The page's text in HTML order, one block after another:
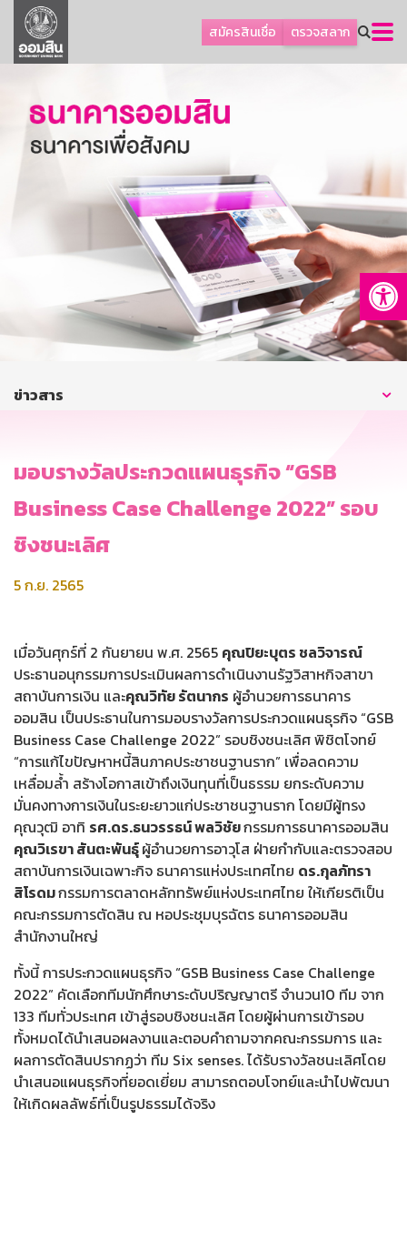
สมัครสินเชื่อ ตรวจสลาก
ลูกค้าธุรกิจ
ลูกค้าผู้ประกอบรายย่อย
ออมเพื่อสุข
เกี่ยวกับธนาคาร
การพัฒนาที่ยั่งยืน
บริการทางการเงิน
ติดต่อเรา
บริการออนไลน์
ข่าวสาร
มอบรางวัลประกวดแผนธุรกิจ “GSB
Business Case Challenge 2022” รอบ
ชิงชนะเลิศ
5 ก.ย. 2565
เมื่อวันศุกร์ที่ 2 กันยายน พ.ศ. 2565 คุณปิยะบุตร ชลวิจารณ์
ประธานอนุกรรมการประเมินผลการดำเนินงานรัฐวิสาหกิจสาขา
สถาบันการเงิน และคุณวิทัย รัตนากร ผู้อำนวยการธนาคาร
ออมสิน เป็นประธานในการมอบรางวัลการประกวดแผนธุรกิจ “GSB
Business Case Challenge 2022” รอบชิงชนะเลิศ พิชิตโจทย์
“การแก้ไขปัญหาหนี้สินภาคประชาชนฐานราก” เพื่อลดความ
เหลื่อมล้ำ สร้างโอกาสเข้าถึงเงินทุนที่เป็นธรรม ยกระดับความ
มั่นคงทางการเงินในระยะยาวแก่ประชาชนฐานราก โดยมีผู้ทรง
คุณวุฒิ อาทิ รศ.ดร.ธนวรรธน์ พลวิชัยกรรมการธนาคารออมสิน
คุณวิเรขา สันตะพันธุ์ผู้อำนวยการอาวุโส ฝ่ายกำกับและตรวจสอบ
สถาบันการเงินเฉพาะกิจ ธนาคารแห่งประเทศไทย ดร.กุลภัทรา
สิโรดมกรรมการตลาดหลักทรัพย์แห่งประเทศไทย ให้เกียรติเป็น
คณะกรรมการตัดสิน ณ หอประชุมบุรฉัตร ธนาคารออมสิน
สำนักงานใหญ่
ทั้งนี้ การประกวดแผนธุรกิจ “GSB Business Case Challenge
2022” คัดเลือกทีมนักศึกษาระดับปริญญาตรี จำนวน10 ทีม จาก
133 ทีมทั่วประเทศ เข้าสู่รอบชิงชนะเลิศ โดยผู้ผ่านการเข้ารอบ
ทั้งหมดได้นำเสนอผลงานและตอบคำถามจากคณะกรรมการ และ
ผลการตัดสินปรากฏว่า ทีม Six senses. ได้รับรางวัลชนะเลิศโดย
นำเสนอแผนธุรกิจที่ยอดเยี่ยม สามารถตอบโจทย์และนำไปพัฒนา
ให้เกิดผลลัพธ์ที่เป็นรูปธรรมได้จริง